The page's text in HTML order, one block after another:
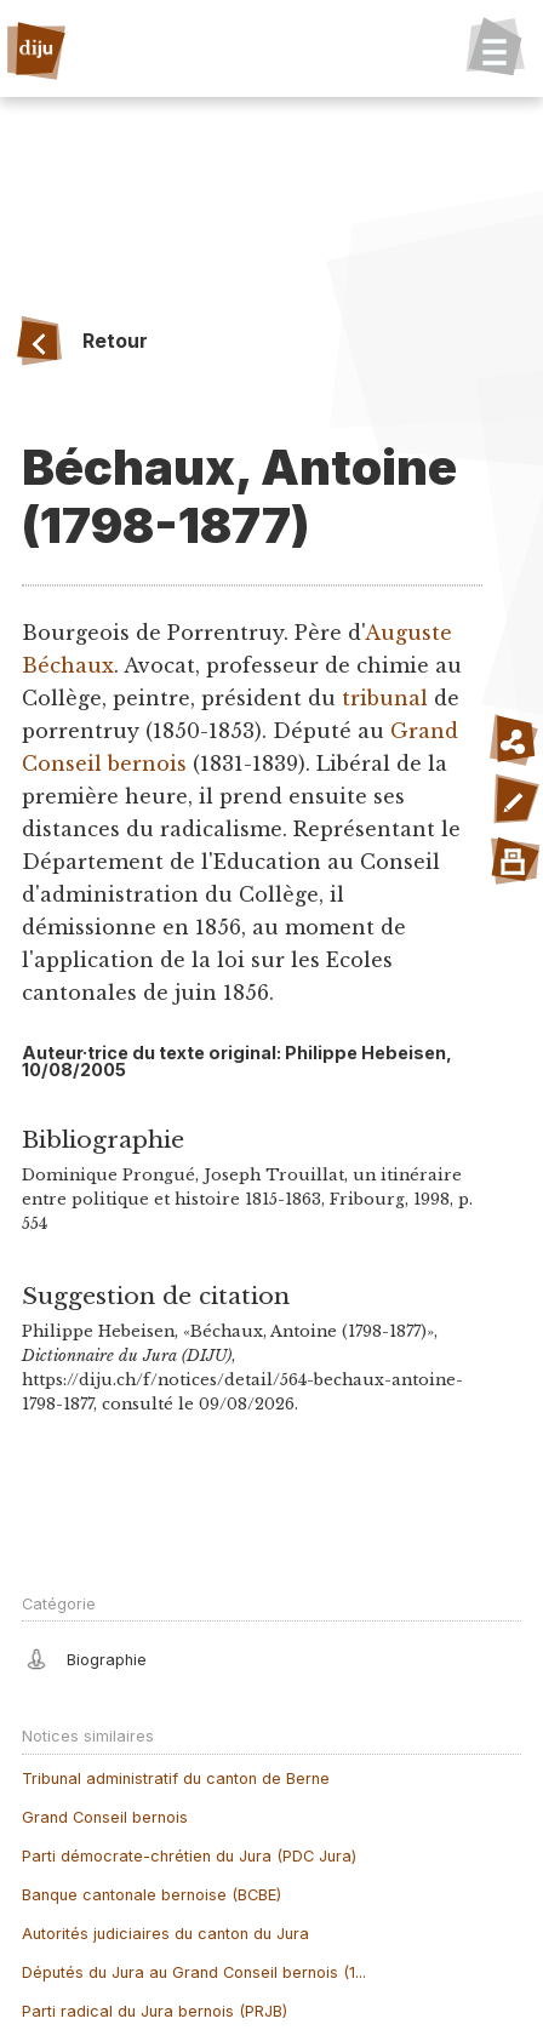
Retour
Béchaux, Antoine
(1798-1877)
Bourgeois de Porrentruy. Père d'Auguste
Béchaux. Avocat, professeur de chimie au
Collège, peintre, président du tribunalde
porrentruy (1850-1853). Député au Grand
Conseil bernois (1831-1839). Libéral de la
première heure, il prend ensuite ses
distances du radicalisme. Représentant le
Département de l'Education au Conseil
d'administration du Collège, il
démissionne en 1856, au moment de
l'application de la loi sur les Ecoles
cantonales de juin 1856.
Auteur·trice du texte original: Philippe Hebeisen,
10/08/2005
Bibliographie
Dominique Prongué, Joseph Trouillat, un itinéraire
entre politique et histoire 1815-1863, Fribourg, 1998, p.
554
Suggestion de citation
Philippe Hebeisen, «Béchaux, Antoine (1798-1877)»,
Dictionnaire du Jura (DIJU),
https://diju.ch/f/notices/detail/564-bechaux-antoine-
1798-1877, consulté le 09/08/2026.
Catégorie
Biographie
Notices similaires
Tribunal administratif du canton de Berne
Grand Conseil bernois
Parti démocrate-chrétien du Jura (PDC Jura)
Banque cantonale bernoise (BCBE)
Autorités judiciaires du canton du Jura
Députés du Jura au Grand Conseil bernois (1...
Parti radical du Jura bernois (PRJB)